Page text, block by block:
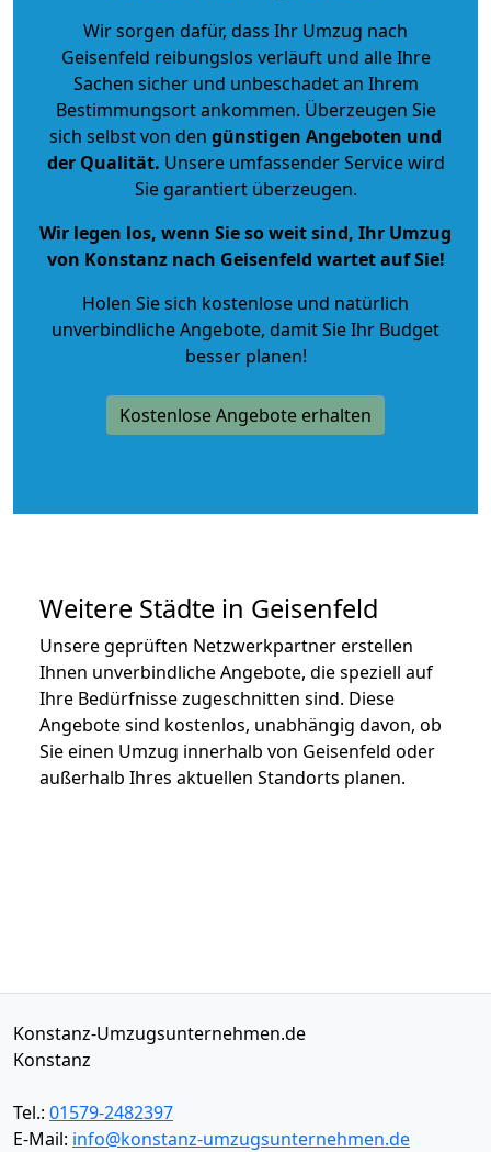
Wir sorgen dafür, dass Ihr Umzug nach
Geisenfeld reibungslos verläuft und alle Ihre
Sachen sicher und unbeschadet an Ihrem
Bestimmungsort ankommen. Überzeugen Sie
sich selbst von den günstigen Angeboten und
der Qualität. Unsere umfassender Service wird
Sie garantiert überzeugen.
Wir legen los, wenn Sie so weit sind, Ihr Umzug
von Konstanz nach Geisenfeld wartet auf Sie!
Holen Sie sich kostenlose und natürlich
unverbindliche Angebote, damit Sie Ihr Budget
besser planen!
Kostenlose Angebote erhalten
Weitere Städte in Geisenfeld
Unsere geprüften Netzwerkpartner erstellen
Ihnen unverbindliche Angebote, die speziell auf
Ihre Bedürfnisse zugeschnitten sind. Diese
Angebote sind kostenlos, unabhängig davon, ob
Sie einen Umzug innerhalb von Geisenfeld oder
außerhalb Ihres aktuellen Standorts planen.
Konstanz-Umzugsunternehmen.de
Konstanz
Tel.: 01579-2482397
E-Mail: info@konstanz-umzugsunternehmen.de